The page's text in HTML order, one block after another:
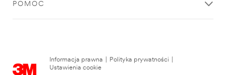
POMOC
Informacja prawna Polityka prywatności
Ustawienia cookie